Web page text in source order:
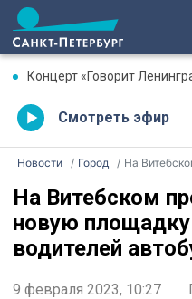
Концерт «Говорит Ленинградское радио» ко
Смотреть эфир
Новости Город На Витебском
На Витебском
новую
водителей
9 февраля 2023, 10:27